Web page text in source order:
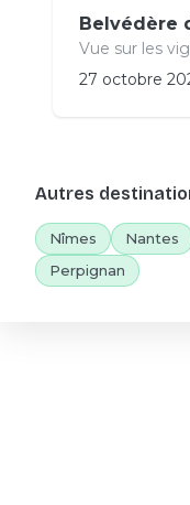
Belvédère
Vue sur les
27 octobre
Autres
Nîmes Nantes
Perpignan